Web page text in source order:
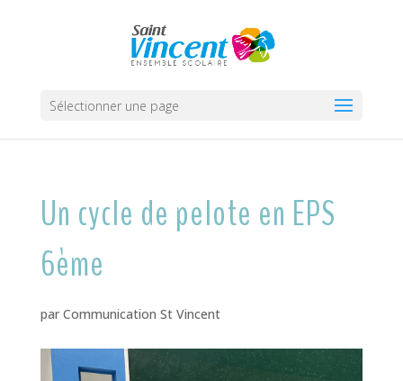
Sélectionner une page
Un cycle de pelote en EPS
6ème
par Communication St Vincent